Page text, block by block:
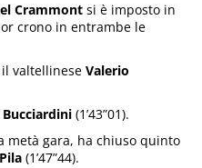
Crammont si è imposto in
crono in entrambe le
il valtellineseValerio
Bucciardini (1’43”01).
metà gara, ha chiuso quinto
Pila (1’47”44).